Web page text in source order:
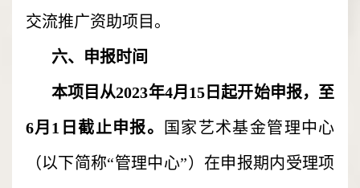
交流推广资助项目。
六、申报时间
本项目从2023年4月15日起开始申报，至
6月1日截止申报。
国家艺术基金管理中心
（以下简称“管理中心”）在申报期内受理项